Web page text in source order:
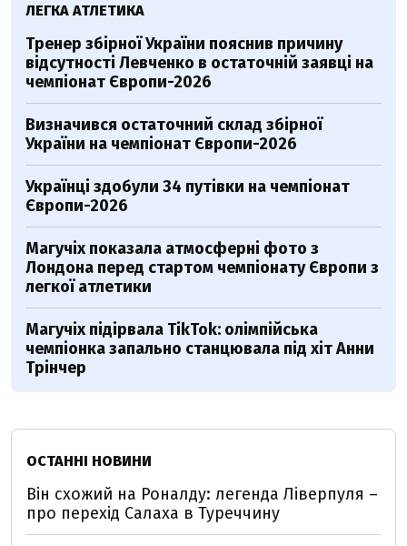
ЛЕГКА АТЛЕТИКА
Тренер збірної України пояснив причину
відсутності Левченко в остаточній заявці на
чемпіонат Європи-2026
Визначився остаточний склад збірної
України на чемпіонат Європи-2026
Українці здобули 34 путівки на чемпіонат
Європи-2026
Магучіх показала атмосферні фото з
Лондона перед стартом чемпіонату Європи з
легкої атлетики
Магучіх підірвала TikTok: олімпійська
чемпіонка запально станцювала під хіт Анни
Трінчер
ОСТАННІ НОВИНИ
Він схожий на Роналду: легенда Ліверпуля –
про перехід Салаха в Туреччину